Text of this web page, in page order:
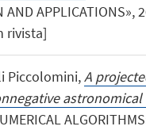
AND APPLICATIONS»,
rivista]
Piccolomini,A
astronomical